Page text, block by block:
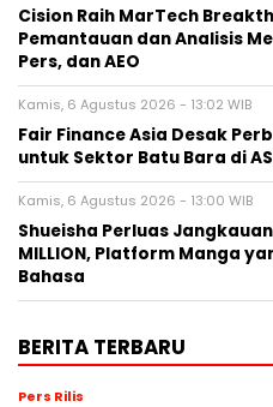
Cision Raih MarTech
Pemantauan dan Analisis
Pers, dan AEO
Kamis, 6 Agustus 2026 - 13:02 WIB
Fair Finance Asia Desak
untuk Sektor Batu Bara di
Kamis, 6 Agustus 2026 - 13:00 WIB
Shueisha Perluas
MILLION, Platform Manga
Bahasa
BERITA TERBARU
Pers Rilis